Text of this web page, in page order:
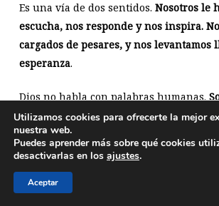
Es una vía de dos sentidos. Nosotros le
escucha, nos responde y nos inspira.
cargados de pesares, y nos levantamos
esperanza.
Dios no habla con palabras humanas.
una relación personal, real, con Él
fondo de su alma. Es algo que no se
que vivirlo.
El Padre nuestro, más que una
Utilizamos cookies para ofrecerte la mejor
nuestra web.
Puedes aprender más sobre qué cookies
desactivarlas en los ajustes.
Aceptar